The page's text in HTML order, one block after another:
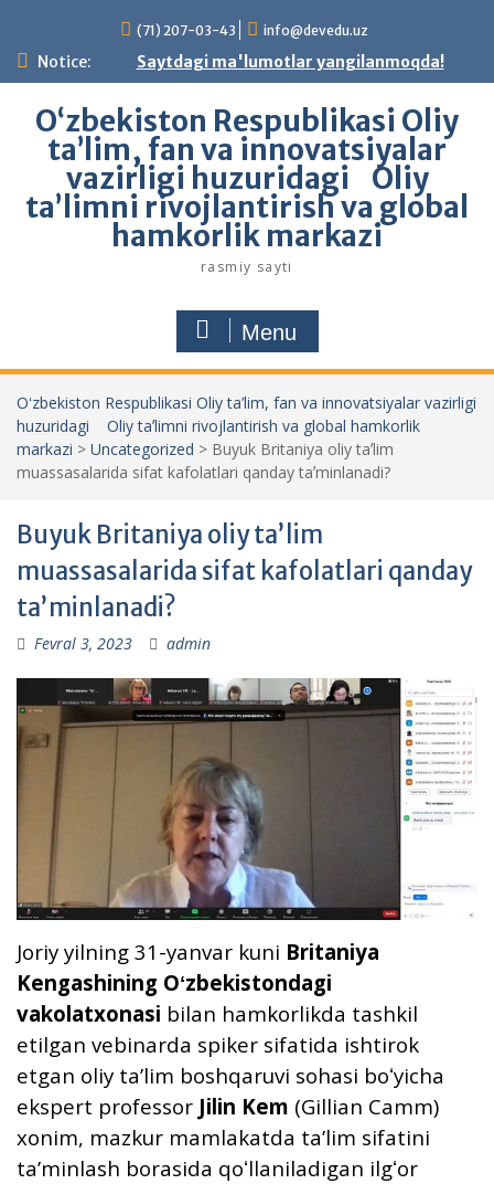
content
(71) 207-03-43 info@devedu.uz
Notice: Saytdagi ma'lumotlar yangilanmoqda!
Oʻzbekiston Respublikasi Oliy
ta’lim, fan va innovatsiyalar
vazirligi huzuridagi Oliy
taʼlimni rivojlantirish va global
hamkorlik markazi
rasmiy sayti
Menu
Oʻzbekiston Respublikasi Oliy ta’lim, fan va innovatsiyalar vazirligi
huzuridagi Oliy taʼlimni rivojlantirish va global hamkorlik
markazi > Uncategorized > Buyuk Britaniya oliy taʼlim
muassasalarida sifat kafolatlari qanday taʼminlanadi?
Buyuk Britaniya oliy taʼlim
muassasalarida sifat kafolatlari qanday
taʼminlanadi?
Fevral 3, 2023 admin
Joriy yilning 31-yanvar kuni Britaniya
Kengashining Oʻzbekistondagi
vakolatxonasi bilan hamkorlikda tashkil
etilgan vebinarda spiker sifatida ishtirok
etgan oliy taʼlim boshqaruvi sohasi boʻyicha
ekspert professor Jilin Kem (Gillian Camm)
xonim, mazkur mamlakatda taʼlim sifatini
taʼminlash borasida qoʻllaniladigan ilgʻor